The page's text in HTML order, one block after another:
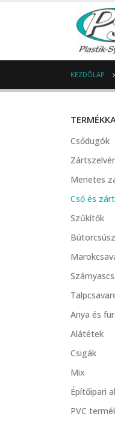
KEZDŐLAP
Csődugók
Menetes
Cső és
Szűkítők
Anya és
Alátétek
Csigák
Mix
Építőipari
PVC